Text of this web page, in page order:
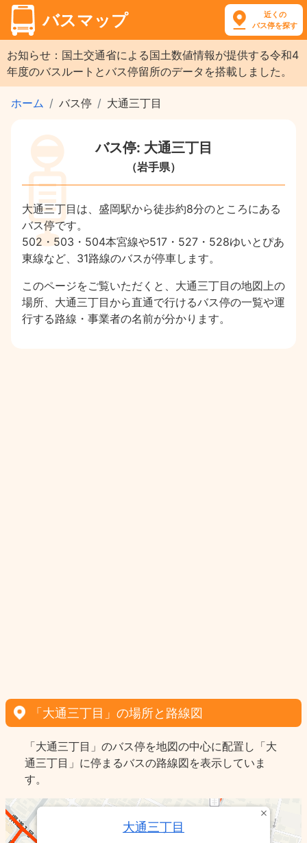
バスマップ
近くの
バス停を探す
お知らせ：国土交通省による国土数値情報が提供する令和4
年度のバスルートとバス停留所のデータを搭載しました。
ホーム バス停 大通三丁目
バス停: 大通三丁目
（岩手県）
大通三丁目は、盛岡駅から徒歩約8分のところにある
バス停です。
502・503・504本宮線や517・527・528ゆいとぴあ
東線など、31路線のバスが停車します。
このページをご覧いただくと、大通三丁目の地図上の
場所、大通三丁目から直通で行けるバス停の一覧や運
行する路線・事業者の名前が分かります。
「大通三丁目」の場所と路線図
「大通三丁目」のバス停を地図の中心に配置し「大
通三丁目」に停まるバスの路線図を表示していま
す。
大通三丁目